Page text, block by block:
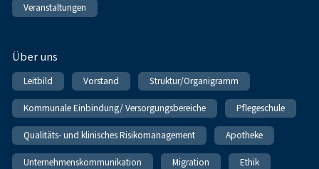
Veranstaltungen
Über uns
Leitbild Vorstand Struktur/Organigramm
Kommunale Einbindung/ Versorgungsbereiche Pflegeschule
Qualitäts- und klinisches Risikomanagement Apotheke
Unternehmenskommunikation Migration Ethik